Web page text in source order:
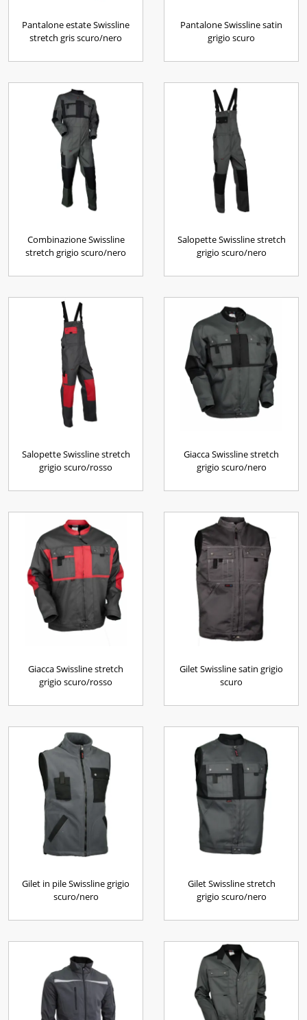
Pantalone estate Swissline
stretch gris scuro/nero
Pantalone Swissline satin
grigio scuro
Combinazione Swissline
stretch grigio scuro/nero
Salopette Swissline stretch
grigio scuro/nero
Salopette Swissline stretch
grigio scuro/rosso
Giacca Swissline stretch
grigio scuro/nero
Giacca Swissline stretch
grigio scuro/rosso
Gilet Swissline satin grigio
scuro
Gilet in pile Swissline grigio
scuro/nero
Gilet Swissline stretch
grigio scuro/nero